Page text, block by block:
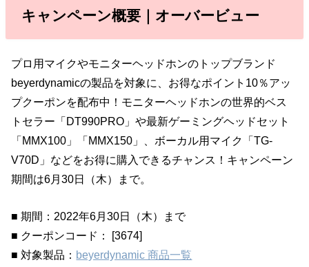
キャンペーン概要｜オーバービュー
プロ用マイクやモニターヘッドホンのトップブランド
beyerdynamicの製品を対象に、お得なポイント10％アッ
プクーポンを配布中！モニターヘッドホンの世界的ベス
トセラー「DT990PRO」や最新ゲーミングヘッドセット
「MMX100」「MMX150」、ボーカル用マイク「TG-
V70D」などをお得に購入できるチャンス！キャンペーン
期間は6月30日（木）まで。
■ 期間：2022年6月30日（木）まで
■ クーポンコード： [3674]
■ 対象製品： beyerdynamic 商品一覧